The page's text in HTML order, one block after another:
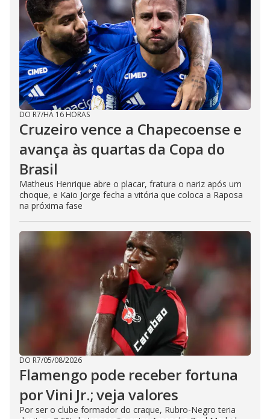
DO R7/HÁ 16 HORAS
Cruzeiro vence a Chapecoense e
avança às quartas da Copa do
Brasil
Matheus Henrique abre o placar, fratura o nariz após um
choque, e Kaio Jorge fecha a vitória que coloca a Raposa
na próxima fase
DO R7/05/08/2026
Flamengo pode receber fortuna
por Vini Jr.; veja valores
Por ser o clube formador do craque, Rubro-Negro teria